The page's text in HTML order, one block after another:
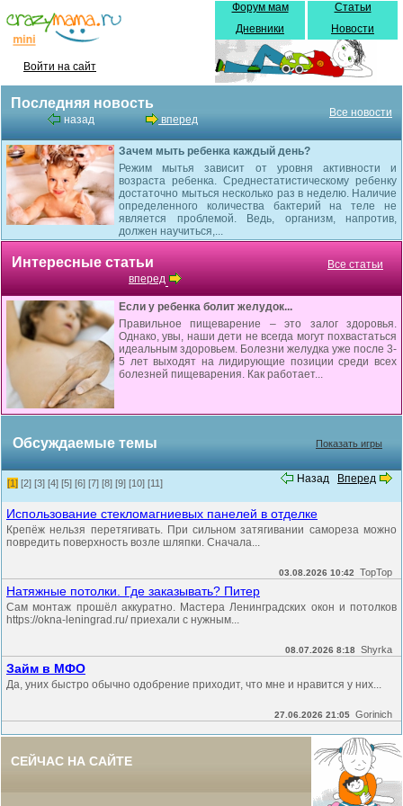
Войти на сайт
Форум мам
Дневники
Статьи
Новости
Последняя новость
назад вперед
Все новости
Зачем мыть ребенка каждый день?
Режим мытья зависит от уровня активности и
возраста ребенка. Среднестатистическому ребенку
достаточно мыться несколько раз в неделю. Наличие
определенного количества бактерий на теле не
является проблемой. Ведь, организм, напротив,
должен научиться,...
Интересные статьи
вперед
Все статьи
Если у ребенка болит желудок...
Правильное пищеварение – это залог здоровья.
Однако, увы, наши дети не всегда могут похвастаться
идеальным здоровьем. Болезни желудка уже после 3-
5 лет выходят на лидирующие позиции среди всех
болезней пищеварения. Как работает...
Обсуждаемые темы Показать игры
Назад Вперед
[1] [2] [3] [4] [5] [6] [7] [8] [9] [10] [11]
Использование стекломагниевых панелей в отделке
Крепёж нельзя перетягивать. При сильном затягивании самореза можно
повредить поверхность возле шляпки. Сначала...
03.08.2026 10:42 TopTop
Натяжные потолки. Где заказывать? Питер
Сам монтаж прошёл аккуратно. Мастера Ленинградских окон и потолков
https://okna-leningrad.ru/ приехали с нужным...
08.07.2026 8:18 Shyrka
Займ в МФО
Да, уних быстро обычно одобрение приходит, что мне и нравится у них...
27.06.2026 21:05 Gorinich
СЕЙЧАС НА САЙТЕ